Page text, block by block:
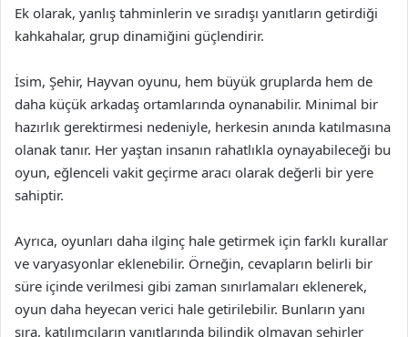
Ek olarak, yanlış tahminlerin ve sıradışı yanıtların getirdiği
kahkahalar, grup dinamiğini güçlendirir.
İsim, Şehir, Hayvan oyunu, hem büyük gruplarda hem de
daha küçük arkadaş ortamlarında oynanabilir. Minimal bir
hazırlık gerektirmesi nedeniyle, herkesin anında katılmasına
olanak tanır. Her yaştan insanın rahatlıkla oynayabileceği bu
oyun, eğlenceli vakit geçirme aracı olarak değerli bir yere
sahiptir.
Ayrıca, oyunları daha ilginç hale getirmek için farklı kurallar
ve varyasyonlar eklenebilir. Örneğin, cevapların belirli bir
süre içinde verilmesi gibi zaman sınırlamaları eklenerek,
oyun daha heyecan verici hale getirilebilir. Bunların yanı
sıra, katılımcıların yanıtlarında bilindik olmayan şehirler